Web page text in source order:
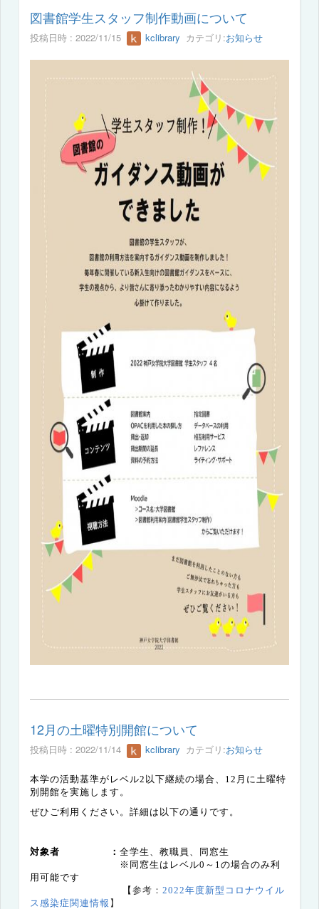
図書館学生スタッフ制作動画について
投稿日時 : 2022/11/15 kclibrary カテゴリ:お知らせ
12月の土曜特別開館について
投稿日時 : 2022/11/14 kclibrary カテゴリ:お知らせ
本学の活動基準がレベル2 以下継続の場合、 12 月に土曜特
別開館を実施します。
ぜひご利用ください。詳細は以下の通りです。
対象者 ： 全学生、教職員、同窓生
※同窓生はレベル0 ～ 1 の場合のみ利
用可能です
【 参考： 2022年度新型コロナウイル
ス感染症関連情報 】